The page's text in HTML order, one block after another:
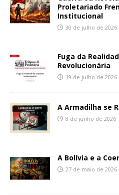
Proletariado
Institucional
30 de julho de 2026
Fuga da
Revolucionária
19 de julho de 2026
A Armadilha se
8 de junho de 2026
A Bolívia e a
27 de maio de 2026